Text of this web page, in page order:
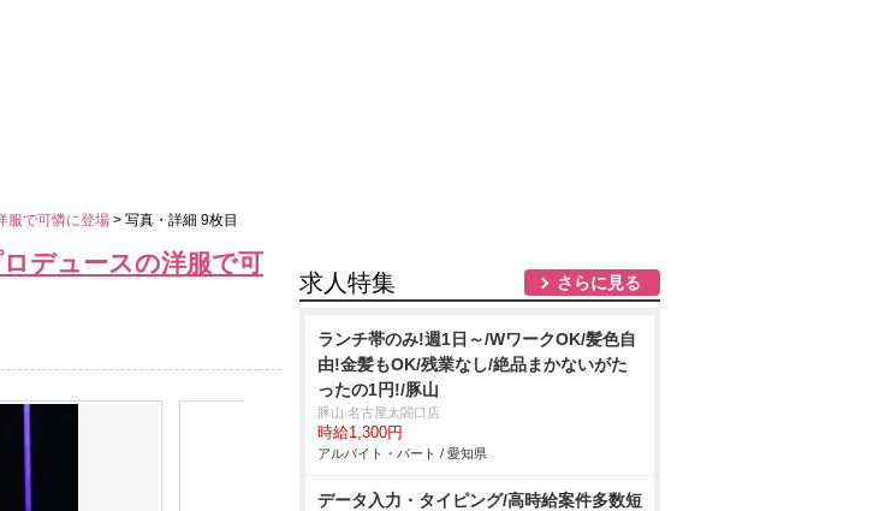
服で可憐に登場 > 写真・詳細 9枚目
デュースの洋服で可
求人特集 さらに見る
ランチ帯のみ!週1日～/WワークOK/髪色自
由!金髪もOK/残業なし/絶品まかないがた
ったの1円!/豚山
豚山 名古屋太閤口店
時給1,300円
アルバイト・パート / 愛知県
データ入力・タイピング/高時給案件多数短